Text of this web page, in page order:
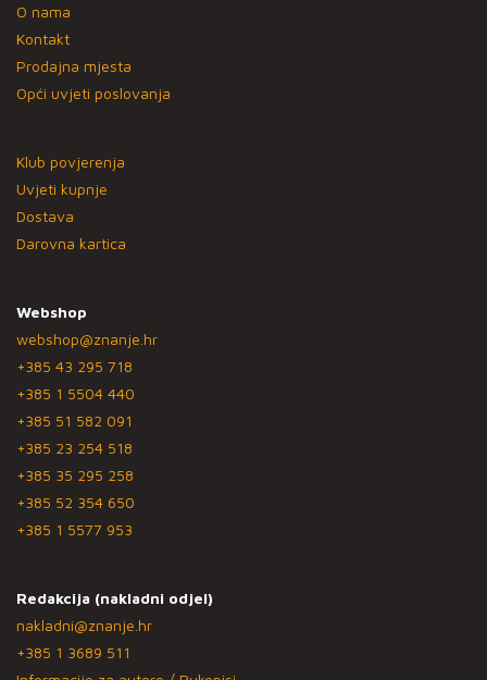
O nama
Kontakt
Prodajna mjesta
Opći uvjeti poslovanja
Klub povjerenja
Uvjeti kupnje
Dostava
Darovna kartica
Webshop
webshop@znanje.hr
+385 43 295 718
+385 1 5504 440
+385 51 582 091
+385 23 254 518
+385 35 295 258
+385 52 354 650
+385 1 5577 953
Redakcija (nakladni odjel)
nakladni@znanje.hr
+385 1 3689 511